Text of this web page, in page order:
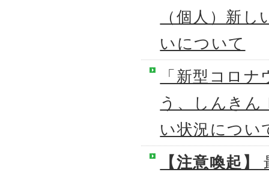
（個人）新
いについて
「新型コロ
う、しんきん
い状況につい
【注意喚起】